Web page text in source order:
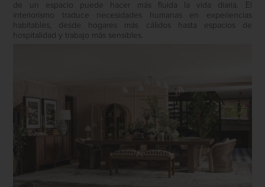
de un espacio puede hacer más fluida la vida diaria. El
interiorismo traduce necesidades humanas en experiencias
habitables, desde hogares más cálidos hasta espacios de
hospitalidad y trabajo más sensibles.